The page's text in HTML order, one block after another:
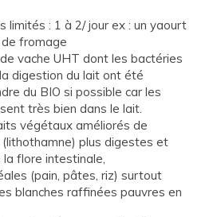
limités : 1 à 2/ jour ex : un yaourt
fromage
vache UHT dont les bactéries
digestion du lait ont été
du BIO si possible car les
très bien dans le lait.
végétaux améliorés de
(lithothamne) plus digestes et
flore intestinale,
(pain, pâtes, riz) surtout
blanches raffinées pauvres en